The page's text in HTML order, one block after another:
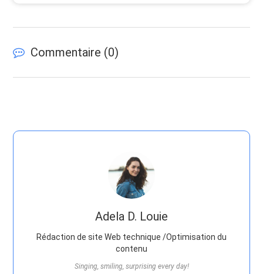
Commentaire (0)
Adela D. Louie
Rédaction de site Web technique /Optimisation du
contenu
Singing, smiling, surprising every day!